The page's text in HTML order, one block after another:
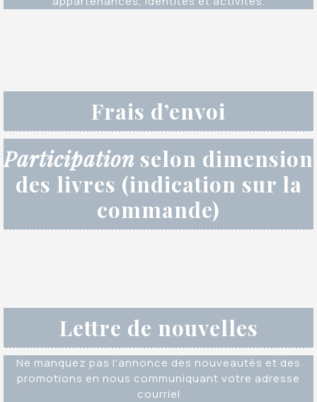
Frais d’envoi
Participation selon dimension
des livres (indication sur la
commande)
Lettre de nouvelles
Ne manquez pas l'annonce des nouveautés et des
promotions en nous communiquant votre adresse
courriel